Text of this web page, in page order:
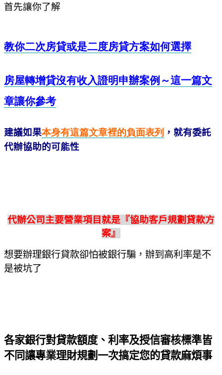
首先讓你了解
教你二次房貸或是二度房貸方案如何選擇
房屋轉增貸沒有收入證明申辦案例～這一篇文
章讓你參考
建議如果本身有這篇文章裡的負面表列 ，就有委託
代辦協助的可能性
代辦公司主要營業項目就是『協助客戶規劃貸款方
案』
想要辦理銀行貸款卻怕被銀行騙，辦到高利率是不
是被坑了
各家銀行對貸款額度、利率及授信審核標準皆
不同讓專業理財規劃一次搞定您的貸款麻煩事